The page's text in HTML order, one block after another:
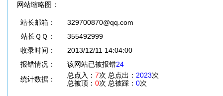
网站缩略图：
站长邮箱：
329700870@qq.com
站长ＱＱ：
355492999
收录时间：
2013/12/11 14:04:00
报错情况：
该网站已被报错24
统计数据：
总点入： 7次 总点出： 2023次
总被顶： 0次 总被踩： 0次